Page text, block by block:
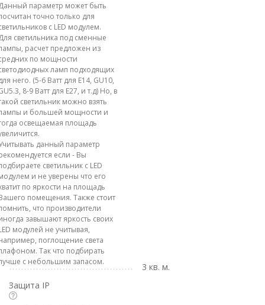
параметр может быть
точно только для
с LED модулем.
светильника под сменные
расчет предложен из
по мощности
ламп подходящих
него. (5-6 Ватт для E14, GU10,
8-9 Ватт для E27, и т.д) Но, в
светильник можно взять
и большей мощности и
освещаемая площадь
данный параметр
если - Вы
светильник с LED
и не уверены что его
по яркости на площадь
помещения. Также стоит
что производители
завышают яркость своих
модулей не учитывая,
поглощение света
Так что подбирать
с небольшим запасом.
3 кв. м.
Защита IP